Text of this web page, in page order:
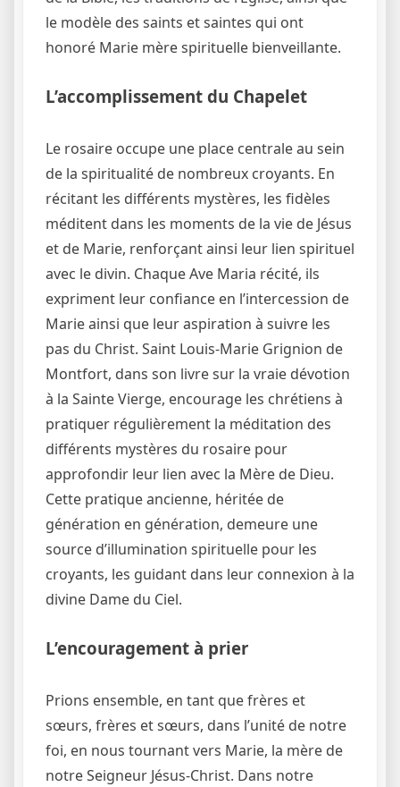
le modèle des saints et saintes qui ont
honoré Marie mère spirituelle bienveillante.
L’accomplissement du Chapelet
Le rosaire occupe une place centrale au sein
de la spiritualité de nombreux croyants. En
récitant les différents mystères, les fidèles
méditent dans les moments de la vie de Jésus
et de Marie, renforçant ainsi leur lien spirituel
avec le divin. Chaque Ave Maria récité, ils
expriment leur confiance en l’intercession de
Marie ainsi que leur aspiration à suivre les
pas du Christ. Saint Louis-Marie Grignion de
Montfort, dans son livre sur la vraie dévotion
à la Sainte Vierge, encourage les chrétiens à
pratiquer régulièrement la méditation des
différents mystères du rosaire pour
approfondir leur lien avec la Mère de Dieu.
Cette pratique ancienne, héritée de
génération en génération, demeure une
source d’illumination spirituelle pour les
croyants, les guidant dans leur connexion à la
divine Dame du Ciel.
L’encouragement à prier
Prions ensemble, en tant que frères et
sœurs, frères et sœurs, dans l’unité de notre
foi, en nous tournant vers Marie, la mère de
notre Seigneur Jésus-Christ. Dans notre